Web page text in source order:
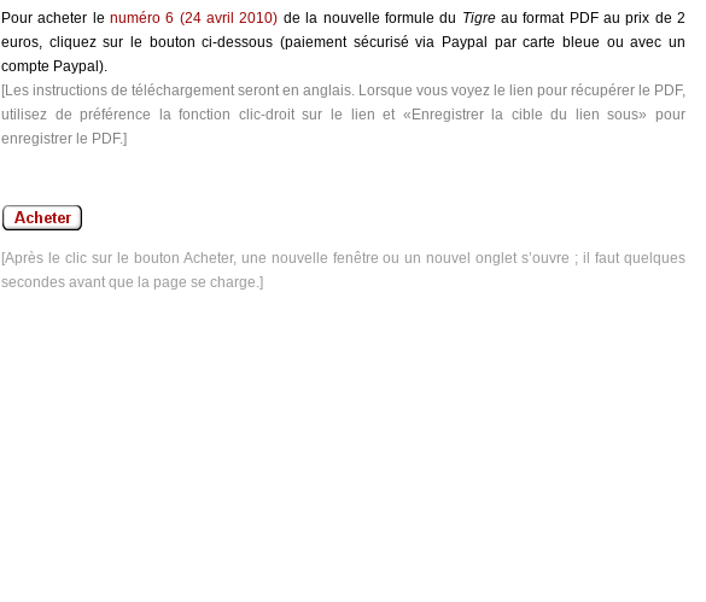
Pour acheter lenuméro 6 (24 avril 2010) de la nouvelle formule du Tigreau format PDF au prix de 2
euros, cliquez sur le bouton ci-dessous (paiement sécurisé via Paypal par carte bleue ou avec un
compte Paypal).
[Les instructions de téléchargement seront en anglais. Lorsque vous voyez le lien pour récupérer le PDF,
utilisez de préférence la fonction clic-droit sur le lien et «Enregistrer la cible du lien sous» pour
enregistrer le PDF.]
[Après le clic sur le bouton Acheter, une nouvelle fenêtre ou un nouvel onglet s’ouvre ; il faut quelques
secondes avant que la page se charge.]